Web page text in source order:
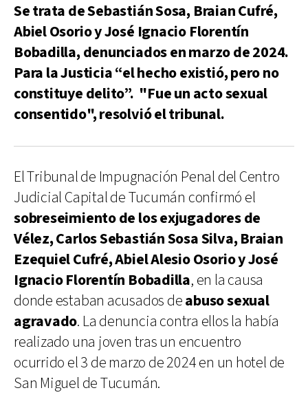
Se trata de Sebastián Sosa, Braian Cufré,
Abiel Osorio y José Ignacio Florentín
Bobadilla, denunciados en marzo de 2024.
Para la Justicia “el hecho existió, pero no
constituye delito”. "Fue un acto sexual
consentido", resolvió el tribunal.
El Tribunal de Impugnación Penal del Centro
Judicial Capital de Tucumán confirmó el
sobreseimiento de los exjugadores de
Vélez, Carlos Sebastián Sosa Silva, Braian
Ezequiel Cufré, Abiel Alesio Osorio y José
Ignacio Florentín Bobadilla, en la causa
donde estaban acusados deabuso sexual
agravado. La denuncia contra ellos la había
realizado una joven tras un encuentro
ocurrido el 3 de marzo de 2024 en un hotel de
San Miguel de Tucumán.